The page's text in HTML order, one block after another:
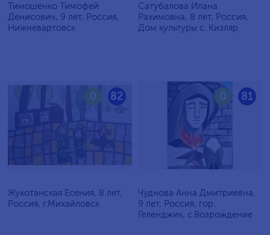
Тимошенко Тимофей
Денисович, 9 лет, Россия,
Нижневартовск
Сатубалова Илана
Рахимовна, 8 лет, Россия,
Дом культуры с. Кизляр
82
0
Жукотанская Есения, 8 лет,
Россия, г.Михайловск
81
0
Чуднова Анна Дмитриевна,
9 лет, Россия, гор.
Геленджик, с.Возрождение